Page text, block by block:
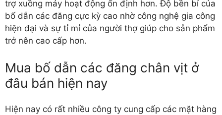
trợ xuồng máy hoạt động ổn định hơn. Độ bền bỉ của
bố dẫn các đăng cực kỳ cao nhờ công nghệ gia công
hiện đại và sự tỉ mỉ của người thợ giúp cho sản phẩm
trở nên cao cấp hơn.
Mua bố dẫn các đăng chân vịt ở
đâu bán hiện nay
Hiện nay có rất nhiều công ty cung cấp các mặt hàng